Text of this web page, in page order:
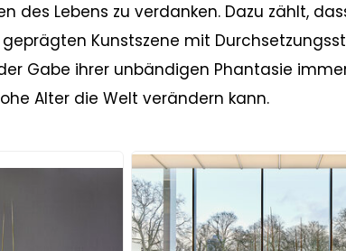
des Lebens zu verdanken. Dazu zählt,
Kunstszene mit
Gabe ihrer unbändigen Phantasie
Alter die Welt verändern kann.